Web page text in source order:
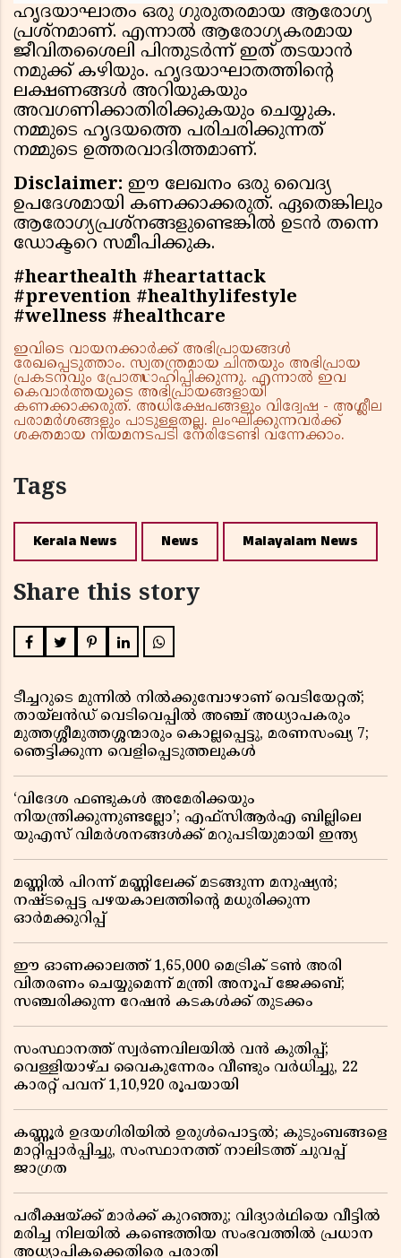
ഹൃദയാഘാതം ഒരു ഗുരുതരമായ ആരോഗ്യ
പ്രശ്നമാണ്. എന്നാൽ ആരോഗ്യകരമായ
ജീവിതശൈലി പിന്തുടർന്ന് ഇത് തടയാൻ
നമുക്ക് കഴിയും. ഹൃദയാഘാതത്തിന്റെ
ലക്ഷണങ്ങൾ അറിയുകയും
അവഗണിക്കാതിരിക്കുകയും ചെയ്യുക.
നമ്മുടെ ഹൃദയത്തെ പരിചരിക്കുന്നത്
നമ്മുടെ ഉത്തരവാദിത്തമാണ്.
Disclaimer: ഈ ലേഖനം ഒരു വൈദ്യ
ഉപദേശമായി കണക്കാക്കരുത്. ഏതെങ്കിലും
ആരോഗ്യപ്രശ്നങ്ങളുണ്ടെങ്കിൽ ഉടൻ തന്നെ
ഡോക്ടറെ സമീപിക്കുക.
#hearthealth #heartattack
#prevention #healthylifestyle
#wellness #healthcare
ഇവിടെ വായനക്കാർക്ക് അഭിപ്രായങ്ങൾ
രേഖപ്പെടുത്താം. സ്വതന്ത്രമായ ചിന്തയും അഭിപ്രായ
പ്രകടനവും പ്രോത്സാഹിപ്പിക്കുന്നു. എന്നാൽ ഇവ
കെവാർത്തയുടെ അഭിപ്രായങ്ങളായി
കണക്കാക്കരുത്. അധിക്ഷേപങ്ങളും വിദ്വേഷ - അശ്ലീല
പരാമർശങ്ങളും പാടുള്ളതല്ല. ലംഘിക്കുന്നവർക്ക്
ശക്തമായ നിയമനടപടി നേരിടേണ്ടി വന്നേക്കാം.
Tags
Kerala News News Malayalam News
Share this story
ടീച്ചറുടെ മുന്നിൽ നിൽക്കുമ്പോഴാണ് വെടിയേറ്റത്;
തായ്‌ലൻഡ് വെടിവെപ്പിൽ അഞ്ച് അധ്യാപകരും
മുത്തശ്ശീമുത്തശ്ശന്മാരും കൊല്ലപ്പെട്ടു, മരണസംഖ്യ 7;
ഞെട്ടിക്കുന്ന വെളിപ്പെടുത്തലുകൾ
‘വിദേശ ഫണ്ടുകൾ അമേരിക്കയും
നിയന്ത്രിക്കുന്നുണ്ടല്ലോ’; എഫ്സിആർഎ ബില്ലിലെ
യുഎസ് വിമർശനങ്ങൾക്ക് മറുപടിയുമായി ഇന്ത്യ
മണ്ണിൽ പിറന്ന് മണ്ണിലേക്ക് മടങ്ങുന്ന മനുഷ്യൻ;
നഷ്ടപ്പെട്ട പഴയകാലത്തിൻ്റെ മധുരിക്കുന്ന
ഓർമക്കുറിപ്പ്
ഈ ഓണക്കാലത്ത് 1,65,000 മെട്രിക് ടൺ അരി
വിതരണം ചെയ്യുമെന്ന് മന്ത്രി അനൂപ് ജേക്കബ്;
സഞ്ചരിക്കുന്ന റേഷൻ കടകൾക്ക് തുടക്കം
സംസ്ഥാനത്ത് സ്വർണവിലയിൽ വൻ കുതിപ്പ്;
വെള്ളിയാഴ്ച വൈകുന്നേരം വീണ്ടും വർധിച്ചു, 22
കാരറ്റ് പവന് 1,10,920 രൂപയായി
കണ്ണൂർ ഉദയഗിരിയിൽ ഉരുൾപൊട്ടൽ; കുടുംബങ്ങളെ
മാറ്റിപ്പാർപ്പിച്ചു, സംസ്ഥാനത്ത് നാലിടത്ത് ചുവപ്പ്
ജാഗ്രത
പരീക്ഷയ്ക്ക് മാർക്ക് കുറഞ്ഞു; വിദ്യാർഥിയെ വീട്ടിൽ
മരിച്ച നിലയിൽ കണ്ടെത്തിയ സംഭവത്തിൽ പ്രധാന
അധ്യാപികക്കെതിരെ പരാതി